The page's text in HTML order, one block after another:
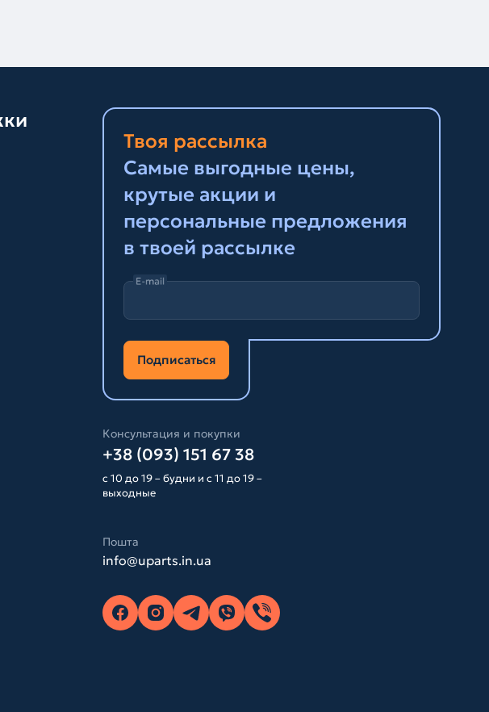
Твоя рассылка
Самые выгодные цены,
крутые акции и
персональные предложения
в твоей рассылке
E-mail
Подписаться
Консультация и покупки
+38 (093) 151 67 38
с 10 до 19 – будни и с 11 до 19 –
выходные
Пошта
info@uparts.in.ua